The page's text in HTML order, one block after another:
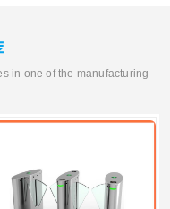
in one of the manufacturing